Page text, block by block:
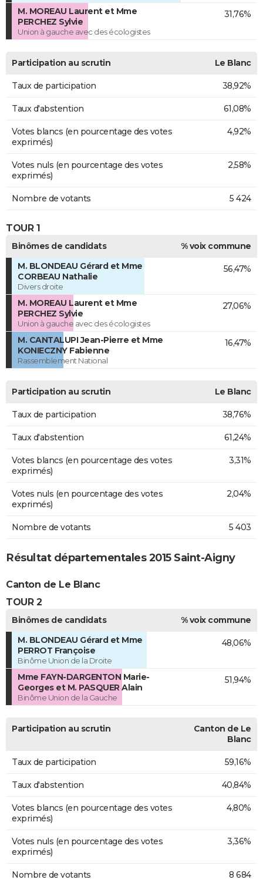
M. MOREAU Laurent et Mme
PERCHEZ Sylvie
Union à gauche avec des écologistes
31,76%
Participation au scrutin Le Blanc
Taux de participation 38,92%
Taux d'abstention 61,08%
Votes blancs (en pourcentage des votes
exprimés)
4,92%
Votes nuls (en pourcentage des votes
exprimés)
2,58%
Nombre de votants 5 424
TOUR 1
Binômes de candidats
% voix commune
M. BLONDEAU Gérard et Mme
CORBEAU Nathalie
Divers droite
56,47%
M. MOREAU Laurent et Mme
PERCHEZ Sylvie
Union à gauche avec des écologistes
27,06%
M. CANTALUPI Jean-Pierre et Mme
KONIECZNY Fabienne
Rassemblement National
16,47%
Participation au scrutin Le Blanc
Taux de participation 38,76%
Taux d'abstention 61,24%
Votes blancs (en pourcentage des votes
exprimés)
3,31%
Votes nuls (en pourcentage des votes
exprimés)
2,04%
Nombre de votants 5 403
Résultat départementales 2015 Saint-Aigny
Canton de Le Blanc
TOUR 2
Binômes de candidats
% voix commune
M. BLONDEAU Gérard et Mme
PERROT Françoise
Binôme Union de la Droite
48,06%
Mme FAYN-DARGENTON Marie-
Georges et M. PASQUER Alain
Binôme Union de la Gauche
51,94%
Participation au scrutin
Canton de Le
Blanc
Taux de participation 59,16%
Taux d'abstention 40,84%
Votes blancs (en pourcentage des votes
exprimés)
4,80%
Votes nuls (en pourcentage des votes
exprimés)
3,36%
Nombre de votants 8 684